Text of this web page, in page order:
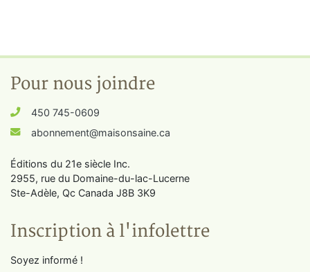
Pour nous joindre
450 745-0609
abonnement@maisonsaine.ca
Éditions du 21e siècle Inc.
2955, rue du Domaine-du-lac-Lucerne
Ste-Adèle, Qc Canada J8B 3K9
Inscription à l'infolettre
Soyez informé !